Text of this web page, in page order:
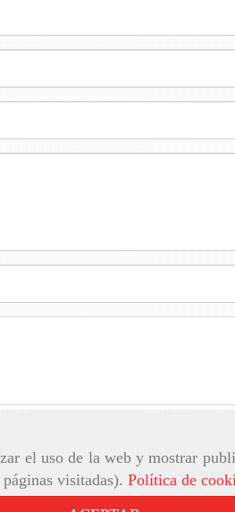
el uso de la web y mostrar
visitadas). Política de